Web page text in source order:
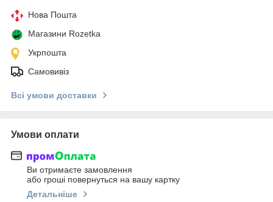
Нова Пошта
Магазини Rozetka
Укрпошта
Самовивіз
Всі умови доставки
Умови оплати
Ви отримаєте замовлення
або гроші повернуться на вашу картку
Детальніше